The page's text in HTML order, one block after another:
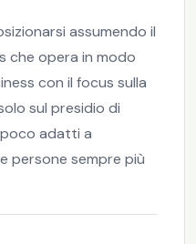
assumendo il
che opera in modo
con il focus sulla
sul presidio di
adatti a
persone sempre più